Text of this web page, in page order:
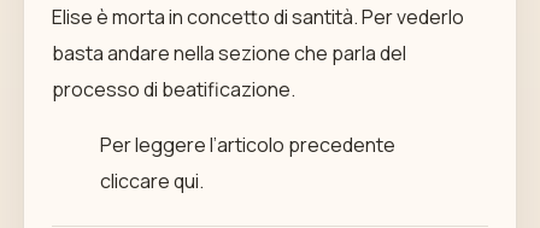
Elise è morta in concetto di santità. Per vederlo
basta andare nella sezione che parla del
processo di beatificazione.
Per leggere l’articolo precedente
cliccarequi.